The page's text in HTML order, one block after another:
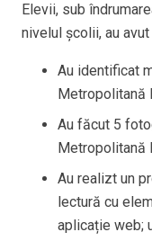
Elevii, sub
nivelul școlii, au
Au identificat
Metropolitană
Au făcut 5
Metropolitană
Au realizt un
lectură cu
aplicație web;